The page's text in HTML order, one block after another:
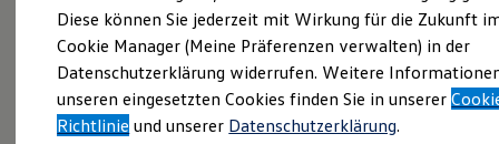
Kompaktwagen
Sportwagen
Schnell verfügbare Fahrzeuge
Angebote und Produkte
Aktuelle Angebote
E-Auto-Förderung
Volkswagen Marktplatz
Diese können Sie jederzeit mit Wirkung für die Zukunft
Cookie Manager (Meine Präferenzen verwalten) in der
Datenschutzerklärung widerrufen. Weitere
unseren eingesetzten Cookies finden Sie in unserer
Richtlinie und unserer Datenschutzerklärung.